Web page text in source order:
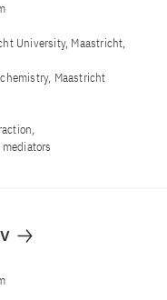
University, Maastricht,
Maastricht